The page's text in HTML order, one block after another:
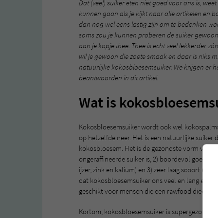
Dat (veel) suiker eten niet goed voor ons is,
kunnen gaan als je kijkt naar alle artikelen en
dan nog wel eens lastig zijn om te bedenken
soms zou je kunnen proberen de suiker
aan je kopje thee. Thee is echt veel lekkerder
wil je gewoon die zoete smaak en daar is niks
natuurlijke kokosbloesemsuiker. We krijgen er
beantwoorden in dit artikel.
Wat is
Kokosbloesemsuiker wordt ook wel
op hetzelfde neer. Het is een natuurlijke
kokosbloesem. Het is de gezondste vorm van
ongeraffineerde suiker is, 2) boordevol goede
ijzer, zink en kalium) en 3) zeer laag scoort
dat kokosbloesemsuiker ons veel en lang
geschikt voor mensen die een rawfood dieet
Kortom; kokosbloesemsuiker is supergezond